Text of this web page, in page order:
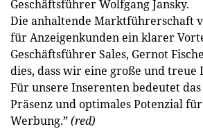
Geschäftsführer Wolfgang Jansky.
Die anhaltende Marktführerschaft
für Anzeigenkunden ein klarer
Geschäftsführer Sales, Gernot
dies, dass wir eine große und treue
Für unsere Inserenten bedeutet
Präsenz und optimales Potenzial
Werbung.”(red)